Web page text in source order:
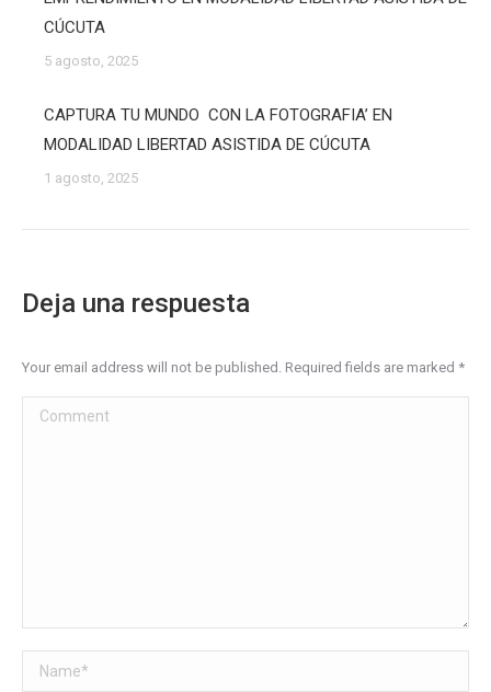
CÚCUTA
5 agosto, 2025
CAPTURA TU MUNDO CON LA FOTOGRAFIA’ EN
MODALIDAD LIBERTAD ASISTIDA DE CÚCUTA
1 agosto, 2025
Deja una respuesta
Your email address will not be published. Required fields are marked *
Comment
Name *